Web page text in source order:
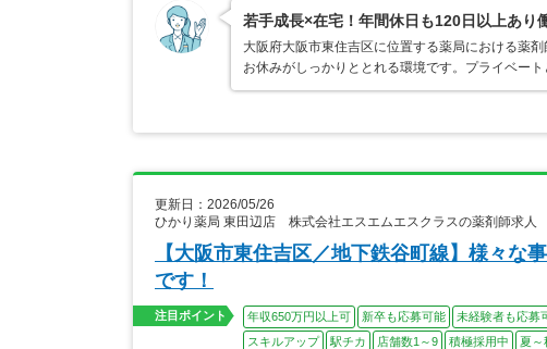
若手成長×在宅！年間休日も120日以上あり
大阪府大阪市東住吉区に位置する薬局における薬
お休みがしっかりととれる環境です。プライベー
更新日：2026/05/26
ひかり薬局 東田辺店 株式会社エスエムエスクラスの薬剤師求人
【大阪市東住吉区／地下鉄谷町線】様々な
です！
注目ポイント 年収650万円以上可 新卒も応募可能 未経験者も応募
スキルアップ
駅チカ 店舗数1～9 積極採用中 夏～